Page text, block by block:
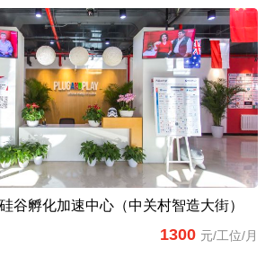
孵化加速中心（中关村智造大街）
1300 元/工位/月